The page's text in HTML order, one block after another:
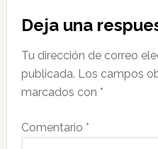
Interacciones
con
los
lectores
Deja una
Tu dirección de correo
publicada. Los campos
marcados con *
Comentario *